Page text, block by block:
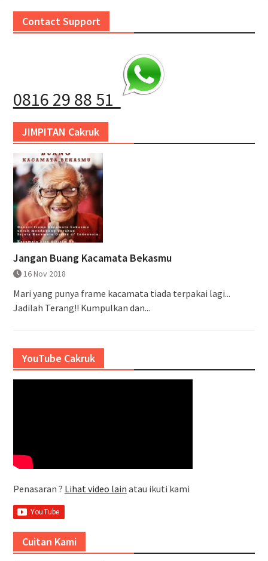
Contact Support
0816 29 88 51
JIMPITAN Cakruk
Jangan Buang Kacamata Bekasmu
16 Nov 2018
Mari yang punya frame kacamata tiada terpakai lagi...
Jadilah Terang!! Kumpulkan dan...
YouTube Cakruk
Penasaran ? Lihat video lain atau ikuti kami
Cuitan Kami